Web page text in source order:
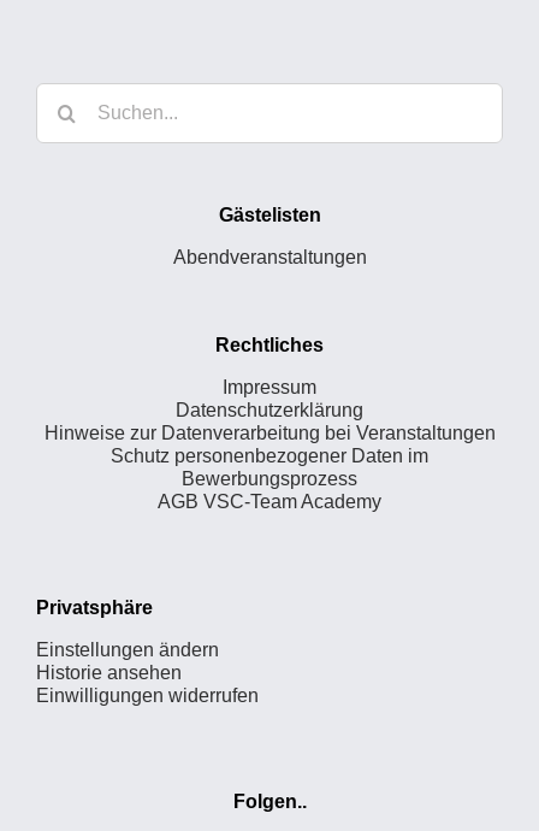
Suche
nach:
Gästelisten
Abendveranstaltungen
Rechtliches
Impressum
Datenschutzerklärung
Hinweise zur Datenverarbeitung bei Veranstaltungen
Schutz personenbezogener Daten im
Bewerbungsprozess
AGB VSC-Team Academy
Privatsphäre
Einstellungen ändern
Historie ansehen
Einwilligungen widerrufen
Folgen..